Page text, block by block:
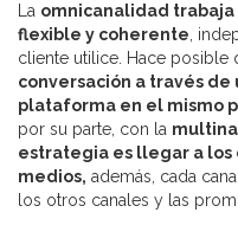
La omnicanalidad
flexible y coherente ,
cliente utilice. Hace posible
conversación a través
plataforma en el mismo
por su parte, con la
estrategia es llegar a
medios, además, cada
los otros canales y las